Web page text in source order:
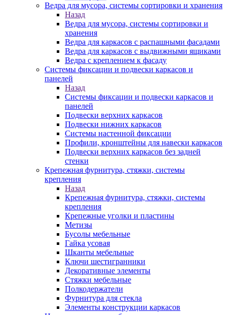
Ведра для мусора, системы сортировки и хранения
Назад
Ведра для мусора, системы сортировки и
хранения
Ведра для каркасов с распашными фасадами
Ведра для каркасов с выдвижными ящиками
Ведра с креплением к фасаду
Системы фиксации и подвески каркасов и
панелей
Назад
Системы фиксации и подвески каркасов и
панелей
Подвески верхних каркасов
Подвески нижних каркасов
Системы настенной фиксации
Профили, кронштейны для навески каркасов
Подвески верхних каркасов без задней
стенки
Крепежная фурнитура, стяжки, системы
крепления
Назад
Крепежная фурнитура, стяжки, системы
крепления
Крепежные уголки и пластины
Метизы
Бусолы мебельные
Гайка усовая
Шканты мебельные
Ключи шестигранники
Декоративные элементы
Стяжки мебельные
Полкодержатели
Фурнитура для стекла
Элементы конструкции каркасов